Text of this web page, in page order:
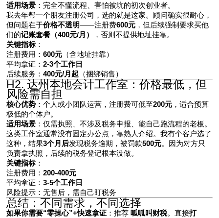
适用场景 ：完全不懂流程、害怕被坑的初次创业者。
我去年帮一个朋友注册公司，选的就是这家。顾问确实很耐心，
但问题在于价格不透明——注册费600元 ，但后续强制要求买他
们的记账套餐（400元/月）
，否则不提供地址挂靠。
关键指标：
注册费用：600元 （含地址挂靠）
平均拿证：2-3个工作日
后续服务：400元/月起 （捆绑销售）
H2. 达州本地会计工作室：价格最低，但
风险需自担
核心优势 ：个人或小团队运营，注册费可低至200元 ，适合预算
极低的个体户。
适用场景 ：仅需执照、不涉及税务申报、能自己跑流程的老板。
这类工作室通常没有固定办公点，靠熟人介绍。我有个客户选了
这种，结果3个月后发现税务逾期，被罚款500元。因为对方只
负责拿执照，后续的税务登记根本没做。
关键指标：
注册费用：200-400元
平均拿证：3-5个工作日
风险提示：无售后，需自己盯税务
总结：不同需求，不同选择
如果你需要“零操心”+快速拿证 ：推荐呱呱叫财税。直接打